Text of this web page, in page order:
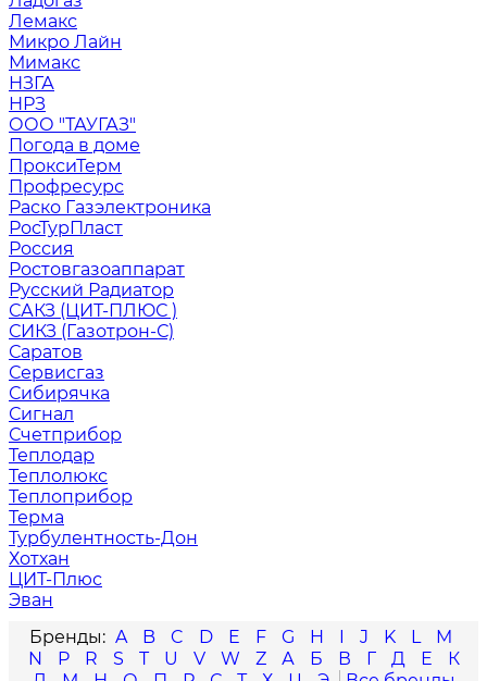
Лемакс
Микро Лайн
Мимакс
НЗГА
НРЗ
ООО "ТАУГАЗ"
Погода в доме
ПроксиТерм
Профресурс
Раско Газэлектроника
РосТурПласт
Россия
Ростовгазоаппарат
Русский Радиатор
САКЗ (ЦИТ-ПЛЮС )
СИКЗ (Газотрон-С)
Саратов
Сервисгаз
Сибирячка
Сигнал
Счетприбор
Теплодар
Теплолюкс
Теплоприбор
Терма
Турбулентность-Дон
Хотхан
ЦИТ-Плюс
Эван
A
B C D E F G H I J K L
M
N
P R S T U V W Z А Б В Г Д Е
К